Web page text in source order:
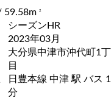
/ 59.58m 2
シーズンHR
2023年03月
大分県中津市沖代町1丁
目
日豊本線 中津 駅 バス 12
分